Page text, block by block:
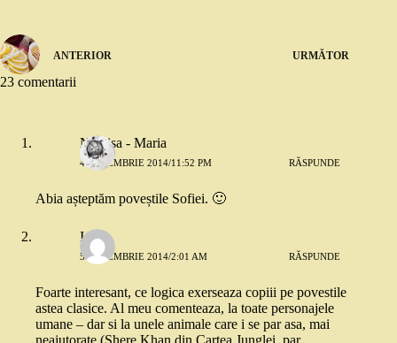
ANTERIOR URMĂTOR
23 comentarii
Narcisa - Maria
4 DECEMBRIE 2014/11:52 PM RĂSPUNDE
Abia așteptăm poveștile Sofiei. 🙂
Ioana
5 DECEMBRIE 2014/2:01 AM RĂSPUNDE
Foarte interesant, ce logica exerseaza copiii pe povestile
astea clasice. Al meu comenteaza, la toate personajele
umane – dar si la unele animale care i se par asa, mai
neajutorate (Shere Khan din Cartea Junglei, par